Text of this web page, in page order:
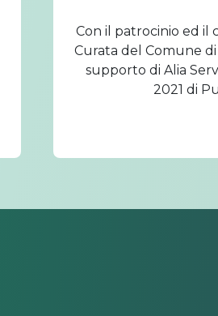
Con il patrocinio ed il
Curata del Comune
supporto di Alia
2021 di